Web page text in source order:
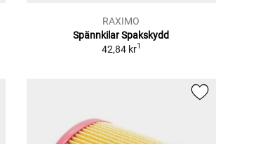
RAXIMO
Spännkilar Spakskydd
42,84 kr1